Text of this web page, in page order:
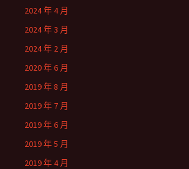
2024 年 4 月
2024 年 3 月
2024 年 2 月
2020 年 6 月
2019 年 8 月
2019 年 7 月
2019 年 6 月
2019 年 5 月
2019 年 4 月